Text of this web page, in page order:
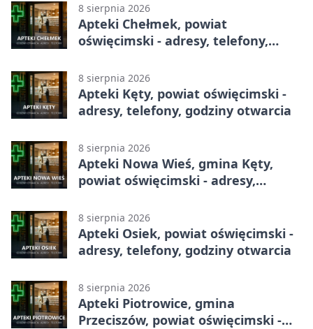
8 sierpnia 2026
Apteki Chełmek, powiat
oświęcimski - adresy, telefony,
8 sierpnia 2026
Apteki Kęty, powiat oświęcimski -
adresy, telefony, godziny otwarcia
8 sierpnia 2026
Apteki Nowa Wieś, gmina Kęty,
powiat oświęcimski - adresy,
8 sierpnia 2026
Apteki Osiek, powiat oświęcimski -
adresy, telefony, godziny otwarcia
8 sierpnia 2026
Apteki Piotrowice, gmina
Przeciszów, powiat oświęcimski -